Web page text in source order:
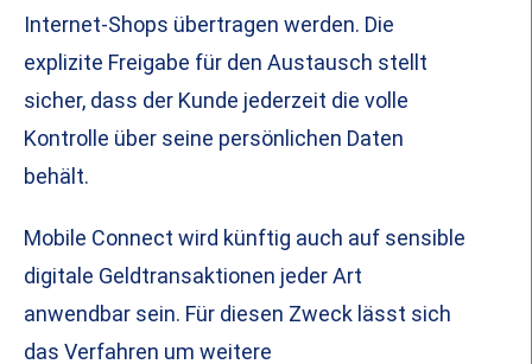
Internet-Shops übertragen werden. Die
explizite Freigabe für den Austausch stellt
sicher, dass der Kunde jederzeit die volle
Kontrolle über seine persönlichen Daten
behält.
Mobile Connect wird künftig auch auf sensible
digitale Geldtransaktionen jeder Art
anwendbar sein. Für diesen Zweck lässt sich
das Verfahren um weitere